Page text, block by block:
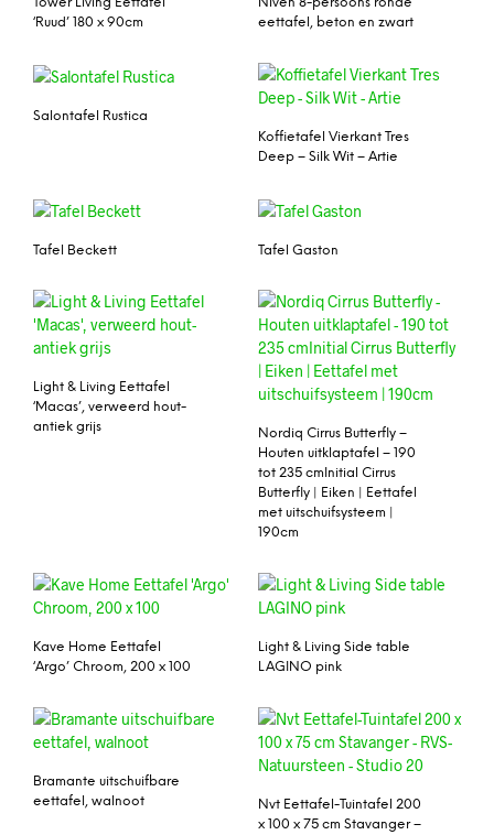
‘Ruud’ 180 x 90cm
eettafel, beton en zwart
Salontafel Rustica
Koffietafel Vierkant Tres
Deep – Silk Wit – Artie
Tafel Beckett Tafel Gaston
Light & Living Eettafel
‘Macas’, verweerd hout-
antiek grijs
Nordiq Cirrus Butterfly –
Houten uitklaptafel – 190
tot 235 cmInitial Cirrus
Butterfly | Eiken | Eettafel
met uitschuifsysteem |
190cm
Kave Home Eettafel
‘Argo’ Chroom, 200 x 100
Light & Living Side table
LAGINO pink
Bramante uitschuifbare
eettafel, walnoot
Nvt Eettafel-Tuintafel 200
x 100 x 75 cm Stavanger –